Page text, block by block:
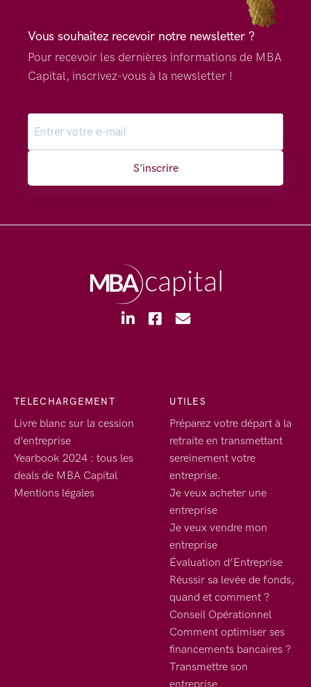
Vous souhaitez recevoir notre newsletter ?
Pour recevoir les dernières informations de MBA
Capital, inscrivez-vous à la newsletter !
S'inscrire
TELECHARGEMENT
Livre blanc sur la cession
d’entreprise
Yearbook 2024 : tous les
deals de MBA Capital
Mentions légales
UTILES
Préparez votre départ à la
retraite en transmettant
sereinement votre
entreprise.
Je veux acheter une
entreprise
Je veux vendre mon
entreprise
Évaluation d’Entreprise
Réussir sa levée de fonds,
quand et comment ?
Conseil Opérationnel
Comment optimiser ses
financements bancaires ?
Transmettre son
entreprise